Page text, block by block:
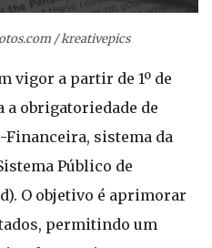
/ kreativepics
vigor a partir de 1º de
a obrigatoriedade de
Financeira, sistema da
Público de
O objetivo é aprimorar
permitindo um